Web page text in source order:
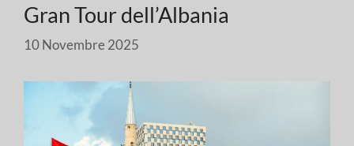
Gran Tour dell’Albania
10 Novembre 2025